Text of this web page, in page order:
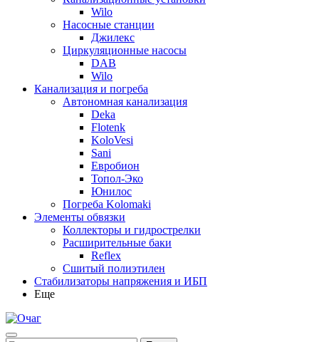
Wilo
Насосные станции
Джилекс
Циркуляционные насосы
DAB
Wilo
Канализация и погреба
Автономная канализация
Deka
Flotenk
KoloVesi
Sani
Евробион
Топол-Эко
Юнилос
Погреба Kolomaki
Элементы обвязки
Коллекторы и гидрострелки
Расширительные баки
Reflex
Сшитый полиэтилен
Стабилизаторы напряжения и ИБП
Еще